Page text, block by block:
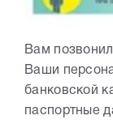
Вам
Ваши
банковской
паспортные